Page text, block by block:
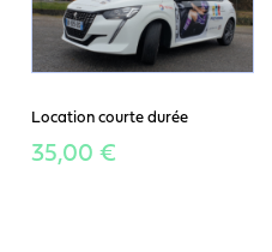
Location courte durée
35,00 €